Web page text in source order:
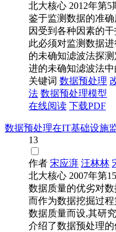
北大核心 2012年第5
鉴于监测数据的准
因受到各种因素的
此必须对监测数据
的未确知滤波法探
进的未确知滤波法中
关键词 数据预处理
法 数据预处理模型
在线阅读 下载PDF
数据预处理在IT基础设施
13
作者 宋应湃 汪林林
北大核心 2007年第
数据质量的优劣对
而作为数据挖掘过
数据质量而设,其研
介绍了数据预处理